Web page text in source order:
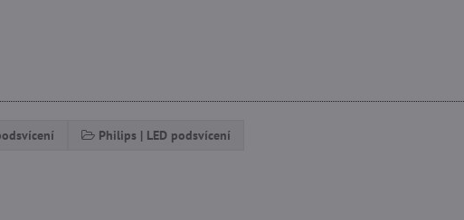
Philips | LED podsvícení